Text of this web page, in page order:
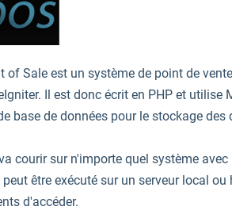
of Sale est un système de point de vente
. Il est donc écrit en PHP et utilise
base de données pour le stockage des
courir sur n'importe quel système avec
peut être exécuté sur un serveur local ou
d'accéder.